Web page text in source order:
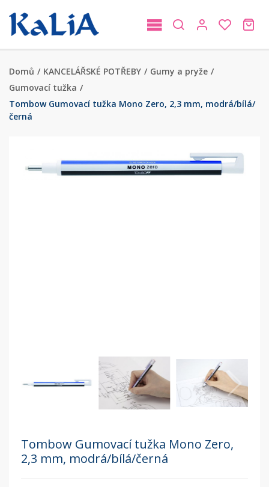
Domů / KANCELÁŘSKÉ POTŘEBY / Gumy a pryže /
Gumovací tužka /
Tombow Gumovací tužka Mono Zero, 2,3 mm, modrá/bílá/
černá
Tombow Gumovací tužka Mono Zero,
2,3 mm, modrá/bílá/černá